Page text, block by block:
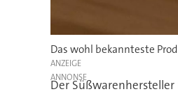
Das wohl bekannteste
ANZEIGE
Der Süßwarenhersteller